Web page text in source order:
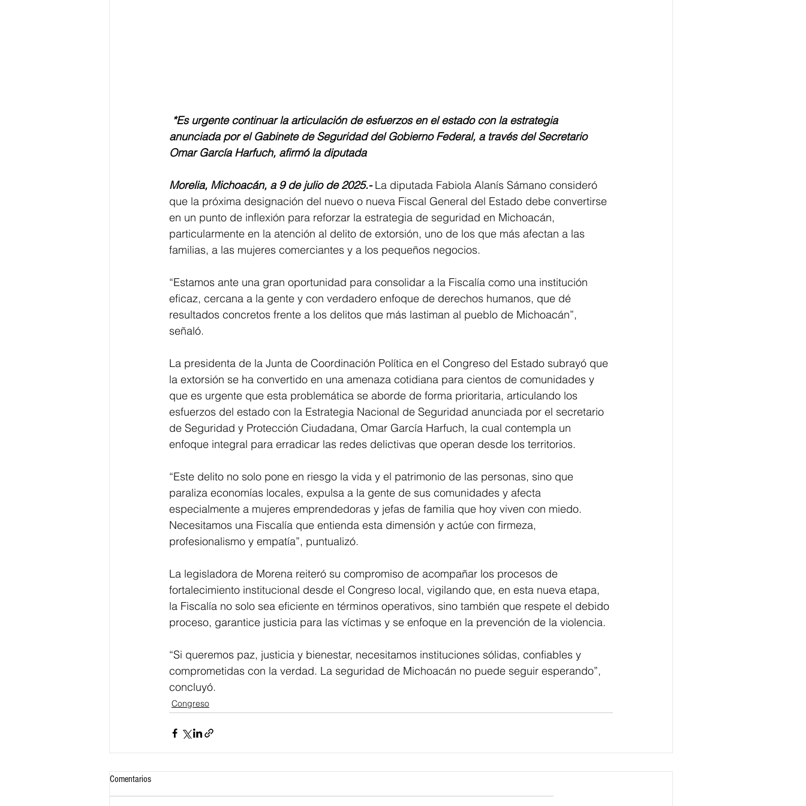
anunciada por el Gabinete de Seguridad del Gobierno Federal, a través del Secretario
Omar García Harfuch, afirmó la diputada
Morelia, Michoacán, a 9 de julio de 2025.- La diputada Fabiola Alanís Sámano consideró
que la próxima designación del nuevo o nueva Fiscal General del Estado debe convertirse
en un punto de inflexión para reforzar la estrategia de seguridad en Michoacán,
particularmente en la atención al delito de extorsión, uno de los que más afectan a las
familias, a las mujeres comerciantes y a los pequeños negocios.
“Estamos ante una gran oportunidad para consolidar a la Fiscalía como una institución
eficaz, cercana a la gente y con verdadero enfoque de derechos humanos, que dé
resultados concretos frente a los delitos que más lastiman al pueblo de Michoacán”,
señaló.
La presidenta de la Junta de Coordinación Política en el Congreso del Estado subrayó que
la extorsión se ha convertido en una amenaza cotidiana para cientos de comunidades y
que es urgente que esta problemática se aborde de forma prioritaria, articulando los
esfuerzos del estado con la Estrategia Nacional de Seguridad anunciada por el secretario
de Seguridad y Protección Ciudadana, Omar García Harfuch, la cual contempla un
enfoque integral para erradicar las redes delictivas que operan desde los territorios.
“Este delito no solo pone en riesgo la vida y el patrimonio de las personas, sino que
paraliza economías locales, expulsa a la gente de sus comunidades y afecta
especialmente a mujeres emprendedoras y jefas de familia que hoy viven con miedo.
Necesitamos una Fiscalía que entienda esta dimensión y actúe con firmeza,
profesionalismo y empatía”, puntualizó.
La legisladora de Morena reiteró su compromiso de acompañar los procesos de
fortalecimiento institucional desde el Congreso local, vigilando que, en esta nueva etapa,
la Fiscalía no solo sea eficiente en términos operativos, sino también que respete el debido
proceso, garantice justicia para las víctimas y se enfoque en la prevención de la violencia.
“Si queremos paz, justicia y bienestar, necesitamos instituciones sólidas, confiables y
comprometidas con la verdad. La seguridad de Michoacán no puede seguir esperando”,
concluyó.
Congreso
Comentarios